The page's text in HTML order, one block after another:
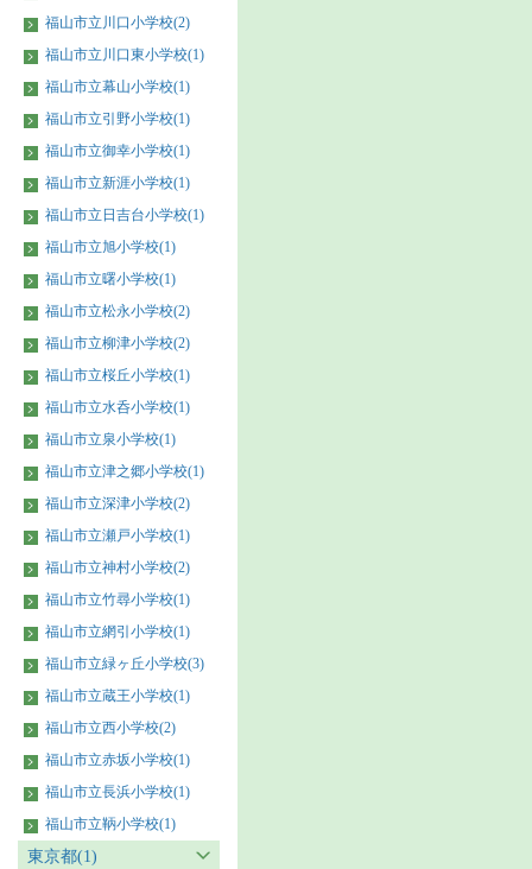
福山市立川口小学校(2)
福山市立川口東小学校(1)
福山市立幕山小学校(1)
福山市立引野小学校(1)
福山市立御幸小学校(1)
福山市立新涯小学校(1)
福山市立日吉台小学校(1)
福山市立旭小学校(1)
福山市立曙小学校(1)
福山市立松永小学校(2)
福山市立柳津小学校(2)
福山市立桜丘小学校(1)
福山市立水呑小学校(1)
福山市立泉小学校(1)
福山市立津之郷小学校(1)
福山市立深津小学校(2)
福山市立瀬戸小学校(1)
福山市立神村小学校(2)
福山市立竹尋小学校(1)
福山市立網引小学校(1)
福山市立緑ヶ丘小学校(3)
福山市立蔵王小学校(1)
福山市立西小学校(2)
福山市立赤坂小学校(1)
福山市立長浜小学校(1)
福山市立鞆小学校(1)
東京都(1)